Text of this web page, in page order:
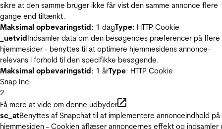
sikre at den samme bruger ikke får vist den samme annonce flere
gange end tiltænkt.
Maksimal opbevaringstid: 1 dagType: HTTP Cookie
_uetvidIndsamler data om den besøgendes præferencer på flere
hjemmesider - benyttes til at optimere hjemmesidens annonce-
relevans i forhold til den specifikke besøgende.
Maksimal opbevaringstid: 1 årType: HTTP Cookie
Snap Inc.
2
Få mere at vide om denne udbyder
sc_atBenyttes af Snapchat til at implementere annonceindhold på
hjemmesiden - Cookien aflæser annoncernes effekt og indsamler